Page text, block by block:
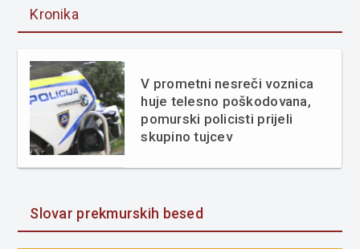
Kronika
V prometni nesreči voznica
huje telesno poškodovana,
pomurski policisti prijeli
skupino tujcev
Slovar prekmurskih besed